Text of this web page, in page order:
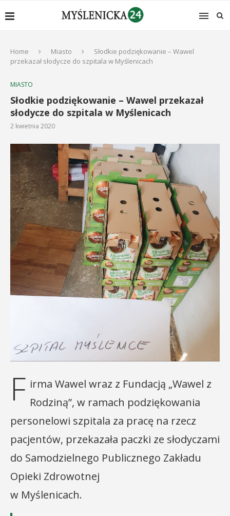
Home Miasto
Słodkie podziękowanie – Wawel
przekazał słodycze do szpitala w Myślenicach
MIASTO
Słodkie podziękowanie – Wawel przekazał
słodycze do szpitala w Myślenicach
2 kwietnia 2020
F irma Wawel wraz z Fundacją „Wawel z
Rodziną”, w ramach podziękowania
personelowi szpitala za pracę na rzecz
pacjentów, przekazała paczki ze słodyczami
do Samodzielnego Publicznego Zakładu
Opieki Zdrowotnej
w Myślenicach.